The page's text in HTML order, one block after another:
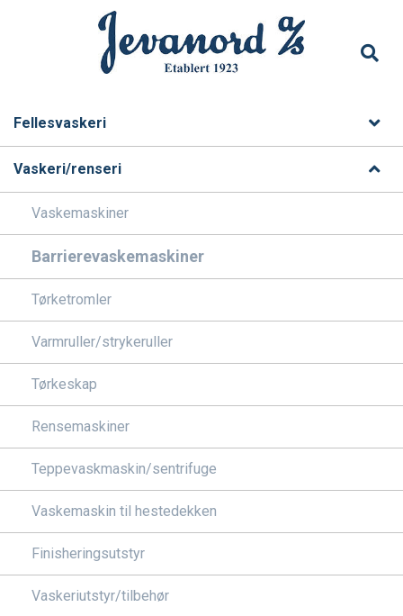
Fellesvaskeri
Vaskeri/renseri
Vaskemaskiner
Barrierevaskemaskiner
Tørketromler
Varmruller/strykeruller
Tørkeskap
Rensemaskiner
Teppevaskmaskin/sentrifuge
Vaskemaskin til hestedekken
Finisheringsutstyr
Vaskeriutstyr/tilbehør